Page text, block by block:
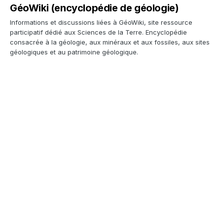
GéoWiki (encyclopédie de géologie)
Informations et discussions liées à GéoWiki, site ressource
participatif dédié aux Sciences de la Terre. Encyclopédie
consacrée à la géologie, aux minéraux et aux fossiles, aux sites
géologiques et au patrimoine géologique.